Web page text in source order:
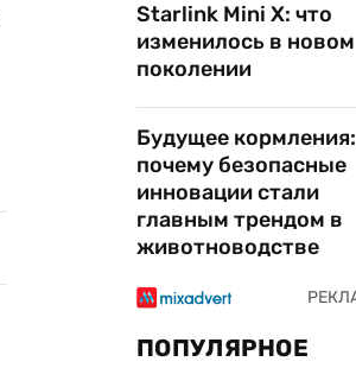
Starlink Mini X: что
изменилось в новом
поколении
Будущее кормления:
почему безопасные
инновации стали
главным трендом в
животноводстве
ПОПУЛЯРНОЕ